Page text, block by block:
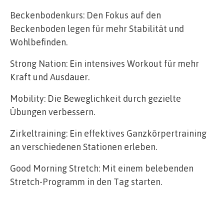
Beckenbodenkurs: Den Fokus auf den
Beckenboden legen für mehr Stabilität und
Wohlbefinden.
Strong Nation: Ein intensives Workout für mehr
Kraft und Ausdauer.
Mobility: Die Beweglichkeit durch gezielte
Übungen verbessern.
Zirkeltraining: Ein effektives Ganzkörpertraining
an verschiedenen Stationen erleben.
Good Morning Stretch: Mit einem belebenden
Stretch-Programm in den Tag starten.